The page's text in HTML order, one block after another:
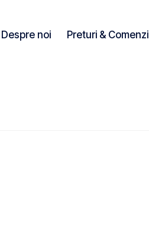
Despre noi Preturi & Comenzi